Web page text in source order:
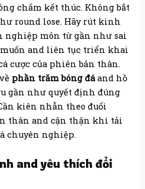
chấm kết thúc. Không bắt
round lose. Hãy rút kinh
nghiệp môn từ gần như sai
and liên tục triển khai
cược của phiên bản thân.
phần trăm bóng đáand hồ
gần như quyết định đúng
kiên nhẫn theo đuổi
thân and cận thận khi tải
chuyên nghiệp.
and yêu thích đổi